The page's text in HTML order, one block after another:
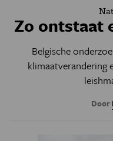
Zo ontstaat
Belgische
klimaatverandering
Door